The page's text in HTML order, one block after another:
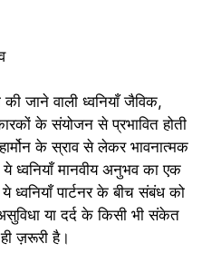
की जाने वाली ध्वनियाँ जैविक,
के संयोजन से प्रभावित होती
के स्राव से लेकर भावनात्मक
ध्वनियाँ मानवीय अनुभव का एक
ध्वनियाँ पार्टनर के बीच संबंध को
या दर्द के किसी भी संकेत
ज़रूरी है।